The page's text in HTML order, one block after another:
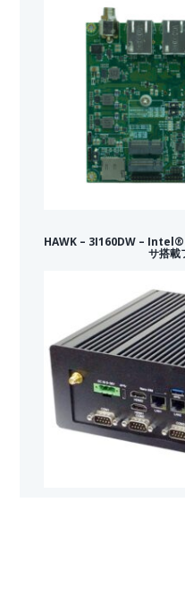
HAWK – 3I160DW –
サ搭載